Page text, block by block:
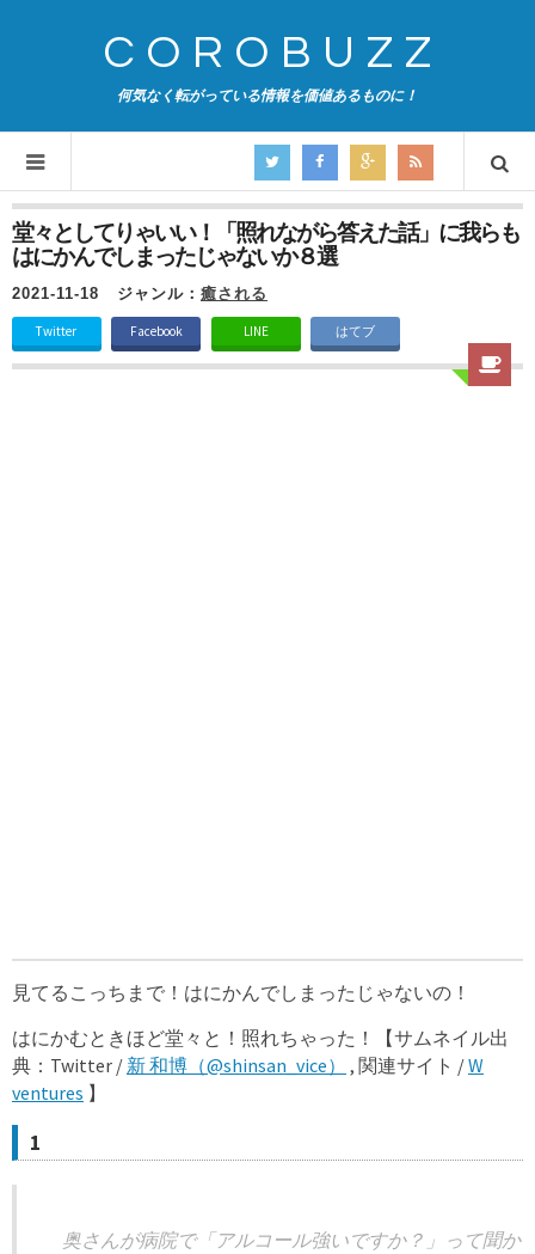
COROBUZZ
何気なく転がっている情報を価値あるものに！
堂々としてりゃいい！「照れながら答えた話」に我らも
はにかんでしまったじゃないか８選
2021-11-18 ジャンル： 癒される
Twitter Facebook LINE はてブ
見てるこっちまで！はにかんでしまったじゃないの！
はにかむときほど堂々と！照れちゃった！【サムネイル出
典：Twitter / 新 和博（@shinsan_vice） , 関連サイト /W
ventures 】
1
奥さんが病院で「アルコール強いですか？」って聞か